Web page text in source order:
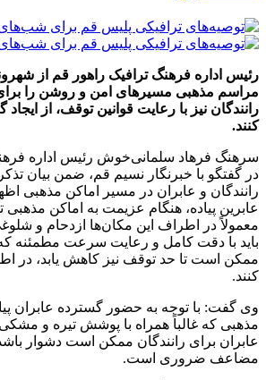
رئیس اداره فرهنگ ترافیک راهور قم از
مراسم مذهبی مسیرهای امن و روشن را برای
رانندگان نیز با رعایت قوانین توقف، از
کنند.
سرهنگ فرهاد سلمانی‌خوش رئیس اداره
در گفتگو با خبرنگار نسیم قم، ضمن بیان
رانندگان و عابران در مسیر اماکن مذهبی
عابرین پیاده، هنگام عزیمت به اماکن مذهبی
معمولاً در اطراف این مکان‌ها ازدحام و
باید با دقت کامل و رعایت سرعت مطمئنه
ممکن است تا حد توقف نیز کاهش یابد، در
کنند.
وی گفت: با توجه به حضور گسترده عابران
مذهبی که غالباً همراه با پوشش تیره و
عابران برای رانندگان ممکن است دشوار
مضاعف ضروری است.